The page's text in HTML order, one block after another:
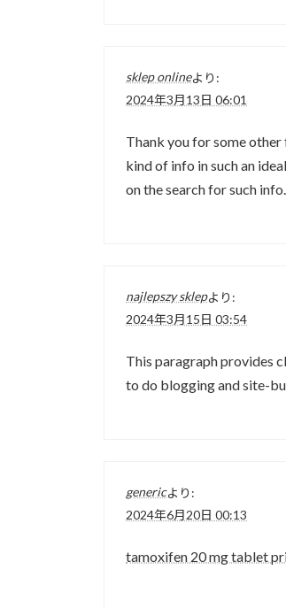
sklep onlineより:
2024年3月13日 06:01
Thank you for some
kind of info in such an
on the search for such
najlepszy sklepより:
2024年3月15日 03:54
This paragraph provides
to do blogging and site-
genericより:
2024年6月20日 00:13
tamoxifen 20 mg tablet